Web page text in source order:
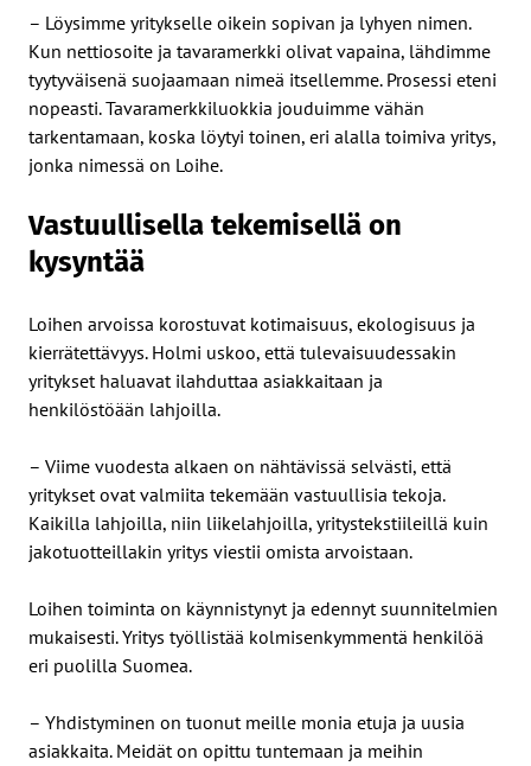
– Löysimme yritykselle oikein sopivan ja lyhyen nimen.
Kun nettiosoite ja tavaramerkki olivat vapaina, lähdimme
tyytyväisenä suojaamaan nimeä itsellemme. Prosessi eteni
nopeasti. Tavaramerkkiluokkia jouduimme vähän
tarkentamaan, koska löytyi toinen, eri alalla toimiva yritys,
jonka nimessä on Loihe.
Vastuullisella tekemisellä on
kysyntää
Loihen arvoissa korostuvat kotimaisuus, ekologisuus ja
kierrätettävyys. Holmi uskoo, että tulevaisuudessakin
yritykset haluavat ilahduttaa asiakkaitaan ja
henkilöstöään lahjoilla.
– Viime vuodesta alkaen on nähtävissä selvästi, että
yritykset ovat valmiita tekemään vastuullisia tekoja.
Kaikilla lahjoilla, niin liikelahjoilla, yritystekstiileillä kuin
jakotuotteillakin yritys viestii omista arvoistaan.
Loihen toiminta on käynnistynyt ja edennyt suunnitelmien
mukaisesti. Yritys työllistää kolmisenkymmentä henkilöä
eri puolilla Suomea.
– Yhdistyminen on tuonut meille monia etuja ja uusia
asiakkaita. Meidät on opittu tuntemaan ja meihin